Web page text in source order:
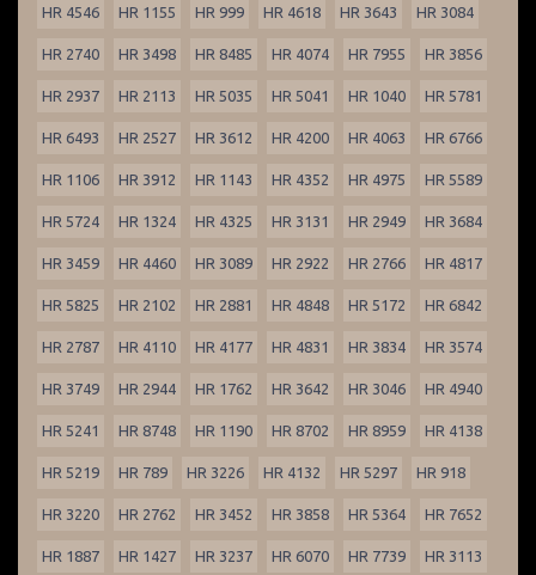
HR 4546 HR 1155 HR 999 HR 4618 HR 3643 HR 3084
HR 2740 HR 3498 HR 8485 HR 4074 HR 7955 HR 3856
HR 2937 HR 2113 HR 5035 HR 5041 HR 1040 HR 5781
HR 6493 HR 2527 HR 3612 HR 4200 HR 4063 HR 6766
HR 1106 HR 3912 HR 1143 HR 4352 HR 4975 HR 5589
HR 5724 HR 1324 HR 4325 HR 3131 HR 2949 HR 3684
HR 3459 HR 4460 HR 3089 HR 2922 HR 2766 HR 4817
HR 5825 HR 2102 HR 2881 HR 4848 HR 5172 HR 6842
HR 2787 HR 4110 HR 4177 HR 4831 HR 3834 HR 3574
HR 3749 HR 2944 HR 1762 HR 3642 HR 3046 HR 4940
HR 5241 HR 8748 HR 1190 HR 8702 HR 8959 HR 4138
HR 5219 HR 789 HR 3226 HR 4132 HR 5297 HR 918
HR 3220 HR 2762 HR 3452 HR 3858 HR 5364 HR 7652
HR 1887 HR 1427 HR 3237 HR 6070 HR 7739 HR 3113